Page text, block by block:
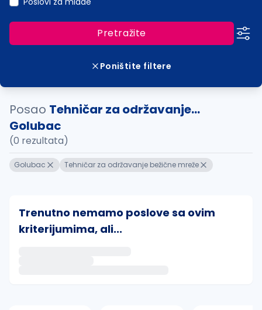
Pretražite
Poništite filtere
Posao Tehničar za održavanje...
Golubac
(0 rezultata)
Golubac Tehničar za održavanje bežične mreže
Trenutno nemamo poslove sa ovim
kriterijumima, ali...